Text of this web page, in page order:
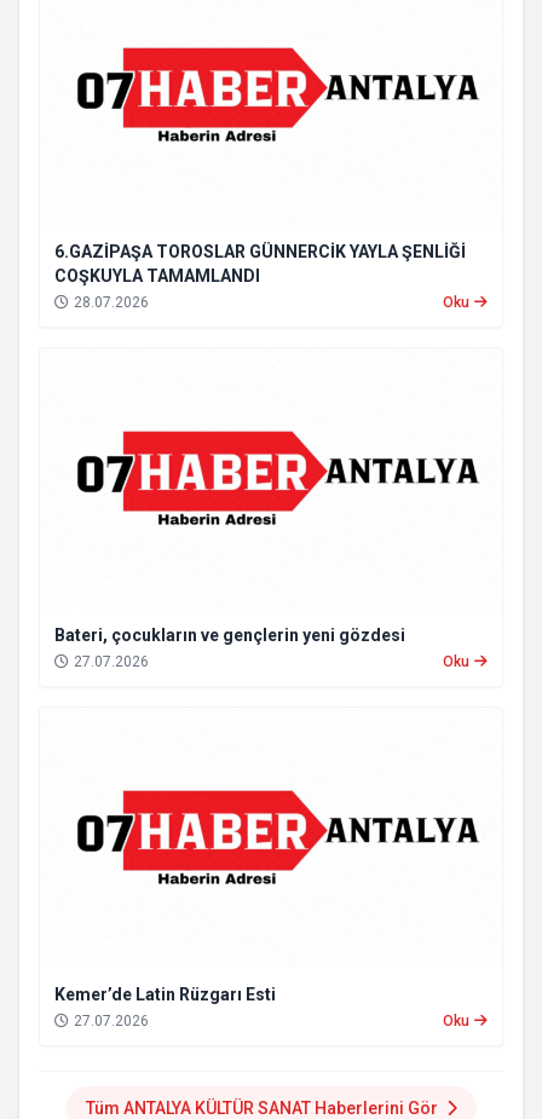
6.GAZİPAŞA TOROSLAR GÜNNERCİK YAYLA ŞENLİĞİ
COŞKUYLA TAMAMLANDI
28.07.2026 Oku
Bateri, çocukların ve gençlerin yeni gözdesi
27.07.2026 Oku
Kemer’de Latin Rüzgarı Esti
27.07.2026 Oku
Tüm ANTALYA KÜLTÜR SANAT Haberlerini Gör